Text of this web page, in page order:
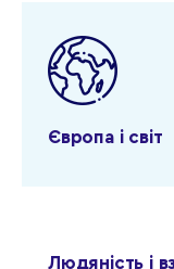
Європа і світ
Людяність і